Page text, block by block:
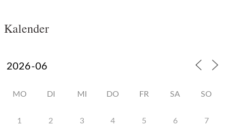
Kalender
MO DI MI DO FR SA SO
1 2 3 4 5 6 7